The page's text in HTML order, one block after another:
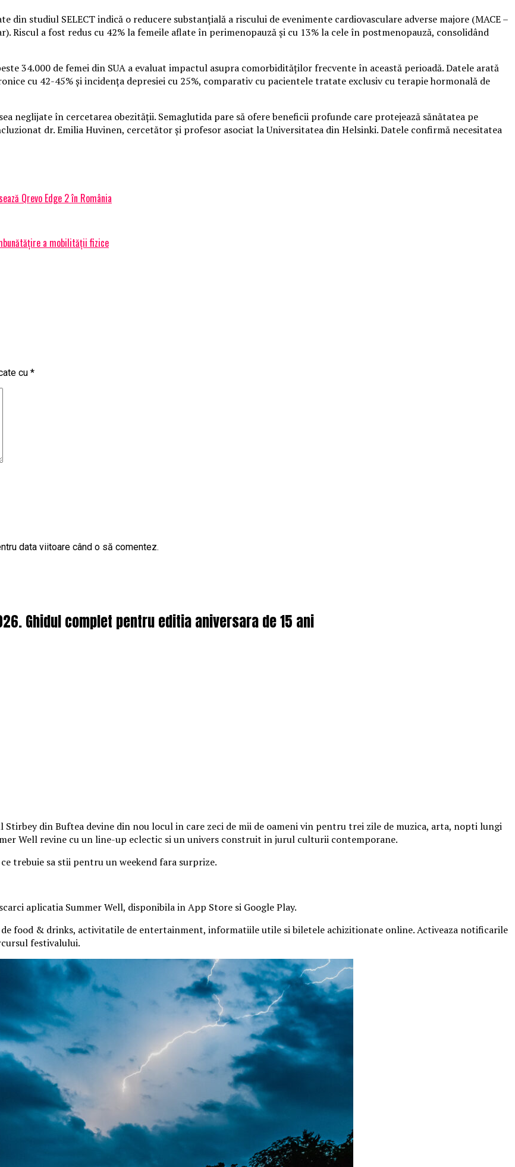
din studiul SELECT indică o reducere substanțială a riscului de evenimente cardiovasculare adverse majore (MACE –
Riscul a fost redus cu 42% la femeile aflate în perimenopauză și cu 13% la cele în postmenopauză, consolidând
34.000 de femei din SUA a evaluat impactul asupra comorbidităților frecvente în această perioadă. Datele arată
cu 42-45% și incidența depresiei cu 25%, comparativ cu pacientele tratate exclusiv cu terapie hormonală de
neglijate în cercetarea obezității. Semaglutida pare să ofere beneficii profunde care protejează sănătatea pe
dr. Emilia Huvinen, cercetător și profesor asociat la Universitatea din Helsinki. Datele confirmă necesitatea
Qrevo Edge 2 în România
a mobilității fizice
cu *
data viitoare când o să comentez.
Ghidul complet pentru editia aniversara de 15 ani
din Buftea devine din nou locul in care zeci de mii de oameni vin pentru trei zile de muzica, arta, nopti lungi
Well revine cu un line-up eclectic si un univers construit in jurul culturii contemporane.
trebuie sa stii pentru un weekend fara surprize.
aplicatia Summer Well, disponibila in App Store si Google Play.
food & drinks, activitatile de entertainment, informatiile utile si biletele achizitionate online. Activeaza notificarile
festivalului.